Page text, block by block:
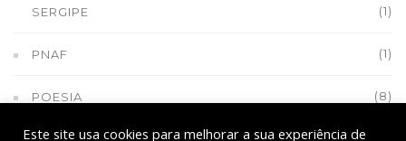
SERGIPE
(1)
PNAF (1)
POESIA (8)
Este site usa cookies para melhorar a sua experiência de